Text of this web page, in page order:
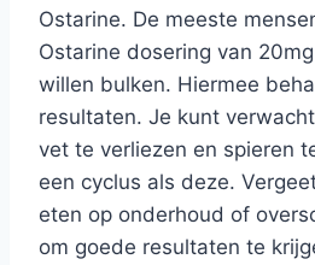
Ostarine. De meeste
Ostarine dosering van
willen bulken. Hiermee
resultaten. Je kunt
vet te verliezen en spieren
een cyclus als deze.
eten op onderhoud of
om goede resultaten te